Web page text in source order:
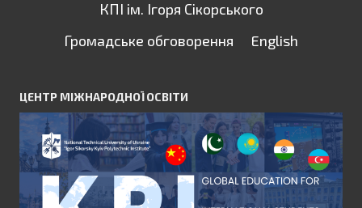
КПІ ім. Ігоря Сікорського
Громадське обговорення
English
ЦЕНТР МІЖНАРОДНОЇ ОСВІТИ